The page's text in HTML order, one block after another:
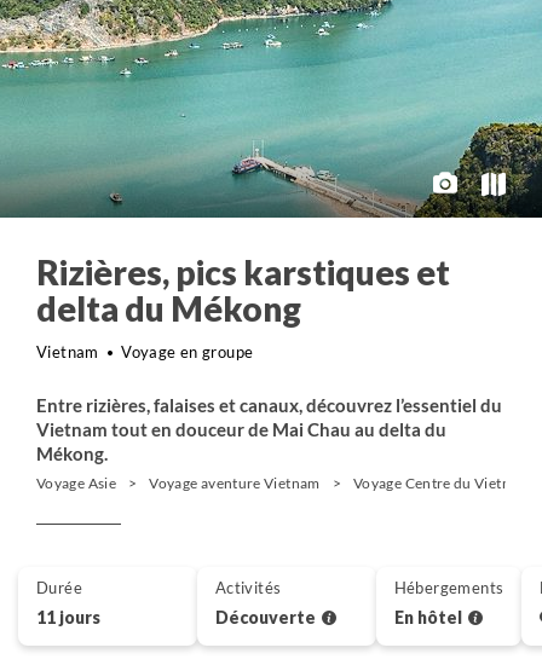
Rizières, pics karstiques et
delta du Mékong
Vietnam Voyage en groupe
Entre rizières, falaises et canaux, découvrez l’essentiel du
Vietnam tout en douceur de Mai Chau au delta du
Mékong.
Voyage Asie Voyage aventure Vietnam Voyage Centre du Vietnam
Durée
11 jours
Activités
Découverte
Hébergements
En hôtel